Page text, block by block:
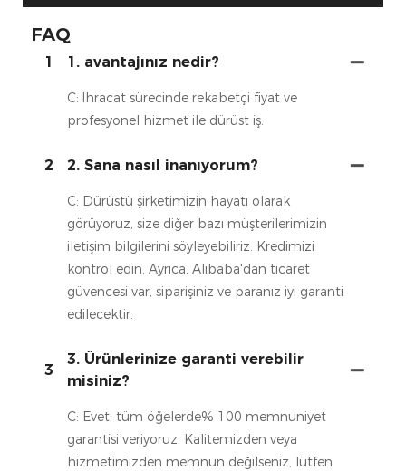
FAQ
1 1. avantajınız nedir?
C: İhracat sürecinde rekabetçi fiyat ve
profesyonel hizmet ile dürüst iş.
2 2. Sana nasıl inanıyorum?
C: Dürüstü şirketimizin hayatı olarak
görüyoruz, size diğer bazı müşterilerimizin
iletişim bilgilerini söyleyebiliriz. Kredimizi
kontrol edin. Ayrıca, Alibaba'dan ticaret
güvencesi var, siparişiniz ve paranız iyi garanti
edilecektir.
3
3. Ürünlerinize garanti verebilir
misiniz?
C: Evet, tüm öğelerde% 100 memnuniyet
garantisi veriyoruz. Kalitemizden veya
hizmetimizden memnun değilseniz, lütfen